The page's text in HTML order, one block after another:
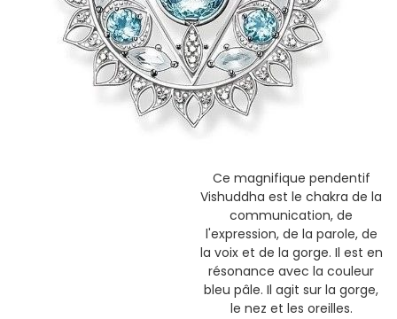
Ce magnifique pendentif
Vishuddha est le chakra de la
communication, de
l'expression, de la parole, de
la voix et de la gorge. Il est en
résonance avec la couleur
bleu pâle. Il agit sur la gorge,
le nez et les oreilles.